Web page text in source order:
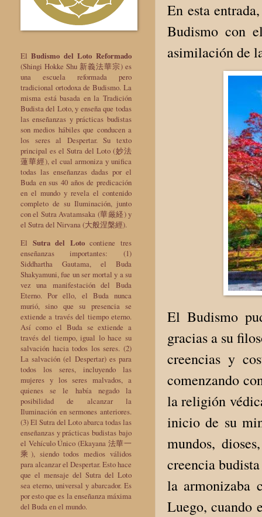
En esta
Budismo con
asimilación de
El Budismo
gracias a su
creencias y
comenzando
la religión
inicio de su
mundos,
creencia
la armonizaba
Luego, cuando
ElBudismo del Loto Reformado
(Shingi Hokke Shu 新義法華宗) es
una escuela reformada pero
tradicional ortodoxa de Budismo. La
misma está basada en la Tradición
Budista del Loto, y enseña que todas
las enseñanzas y prácticas budistas
son medios hábiles que conducen a
los seres al Despertar. Su texto
principal es el Sutra del Loto (妙法
蓮華經), el cual armoniza y unifica
todas las enseñanzas dadas por el
Buda en sus 40 años de predicación
en el mundo y revela el contenido
completo de su Iluminación, junto
con el Sutra Avatamsaka (華厳経) y
el Sutra del Nirvana (大般涅槃經).
El Sutra del Lotocontiene tres
enseñanzas importantes: (1)
Siddhartha Gautama, el Buda
Shakyamuni, fue un ser mortal y a su
vez una manifestación del Buda
Eterno. Por ello, el Buda nunca
murió, sino que su presencia se
extiende a través del tiempo eterno.
Así como el Buda se extiende a
través del tiempo, igual lo hace su
salvación hacia todos los seres. (2)
La salvación (el Despertar) es para
todos los seres, incluyendo las
mujeres y los seres malvados, a
quienes se le había negado la
posibilidad de alcanzar la
Iluminación en sermones anteriores.
(3) El Sutra del Loto abarca todas las
enseñanzas y prácticas budistas bajo
el Vehículo Único (Ekayana 法華一
乘), siendo todos medios válidos
para alcanzar el Despertar. Esto hace
que el mensaje del Sutra del Loto
sea eterno, universal y abarcador. Es
por esto que es la enseñanza máxima
del Buda en el mundo.